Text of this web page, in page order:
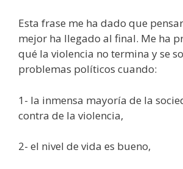
Esta frase me ha dado que
mejor ha llegado al final. Me ha
qué la violencia no termina y se
problemas políticos cuando:
1- la inmensa mayoría de la
contra de la violencia,
2- el nivel de vida es bueno,